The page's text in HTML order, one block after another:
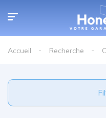
Accueil Recherche